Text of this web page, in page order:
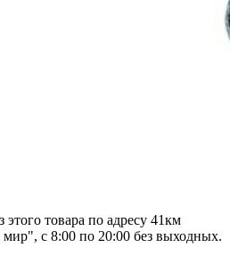
товара по адресу 41км
с 8:00 по 20:00 без выходных.